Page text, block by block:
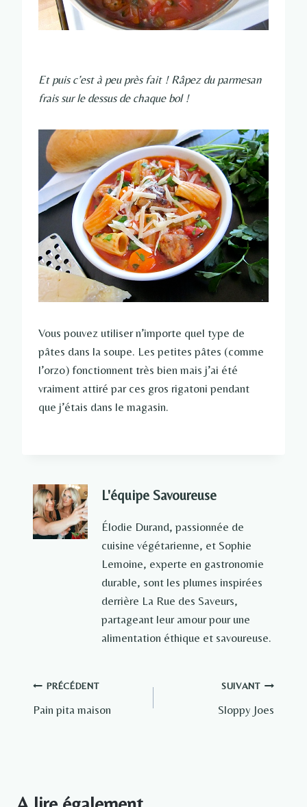
Et puis c’est à peu près fait ! Râpez du parmesan
frais sur le dessus de chaque bol !
Vous pouvez utiliser n’importe quel type de
pâtes dans la soupe. Les petites pâtes (comme
l’orzo) fonctionnent très bien mais j’ai été
vraiment attiré par ces gros rigatoni pendant
que j’étais dans le magasin.
L'équipe Savoureuse
Élodie Durand, passionnée de
cuisine végétarienne, et Sophie
Lemoine, experte en gastronomie
durable, sont les plumes inspirées
derrière La Rue des Saveurs,
partageant leur amour pour une
alimentation éthique et savoureuse.
Navigation
de
PRÉCÉDENT
Pain pita maison
SUIVANT
Sloppy Joes